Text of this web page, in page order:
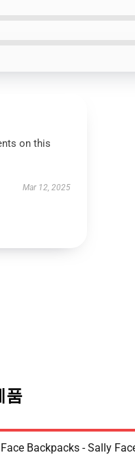
on this
Mar 12, 2025
품
Backpacks - Sally